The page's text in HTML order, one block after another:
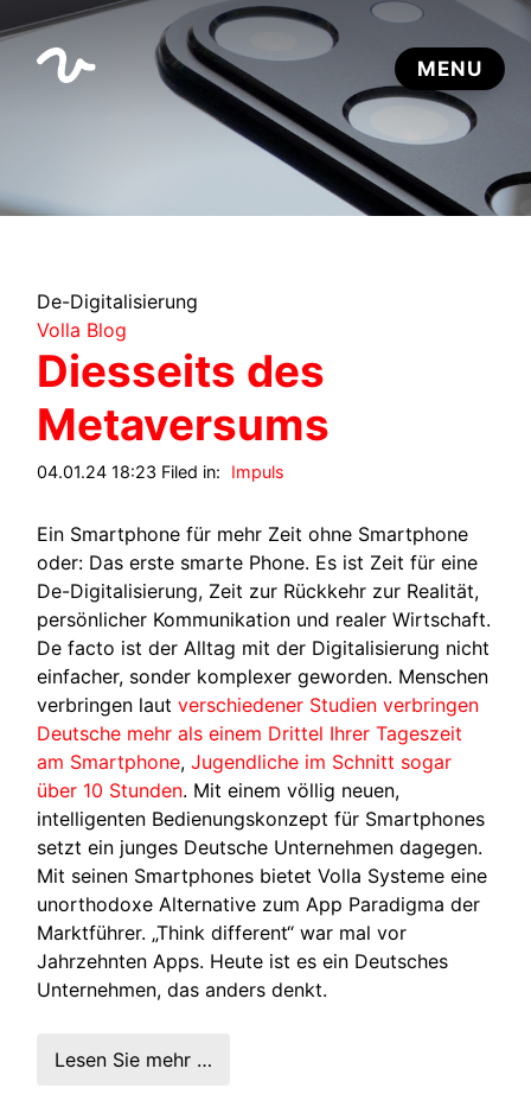
De-Digitalisierung
Volla Blog
Diesseits des
Metaversums
04.01.24 18:23 Filed in: Impuls
Ein Smartphone für mehr Zeit ohne Smartphone
oder: Das erste smarte Phone. Es ist Zeit für eine
De-Digitalisierung, Zeit zur Rückkehr zur Realität,
persönlicher Kommunikation und realer Wirtschaft.
De facto ist der Alltag mit der Digitalisierung nicht
einfacher, sonder komplexer geworden. Menschen
verbringen lautverschiedener Studien verbringen
Deutsche mehr als einem Drittel Ihrer Tageszeit
am Smartphone,Jugendliche im Schnitt sogar
über 10 Stunden. Mit einem völlig neuen,
intelligenten Bedienungskonzept für Smartphones
setzt ein junges Deutsche Unternehmen dagegen.
Mit seinen Smartphones bietet Volla Systeme eine
unorthodoxe Alternative zum App Paradigma der
Marktführer. „Think different“ war mal vor
Jahrzehnten Apps. Heute ist es ein Deutsches
Unternehmen, das anders denkt.
Lesen Sie mehr …